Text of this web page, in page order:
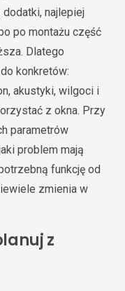
najlepiej
po montażu część
Dlatego
konkretów:
akustyki, wilgoci i
z okna. Przy
parametrów
problem mają
funkcję od
zmienia w
z